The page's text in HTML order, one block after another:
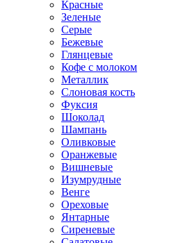
Красные
Зеленые
Серые
Бежевые
Глянцевые
Кофе с молоком
Металлик
Слоновая кость
Фуксия
Шоколад
Шампань
Оливковые
Оранжевые
Вишневые
Изумрудные
Венге
Ореховые
Янтарные
Сиреневые